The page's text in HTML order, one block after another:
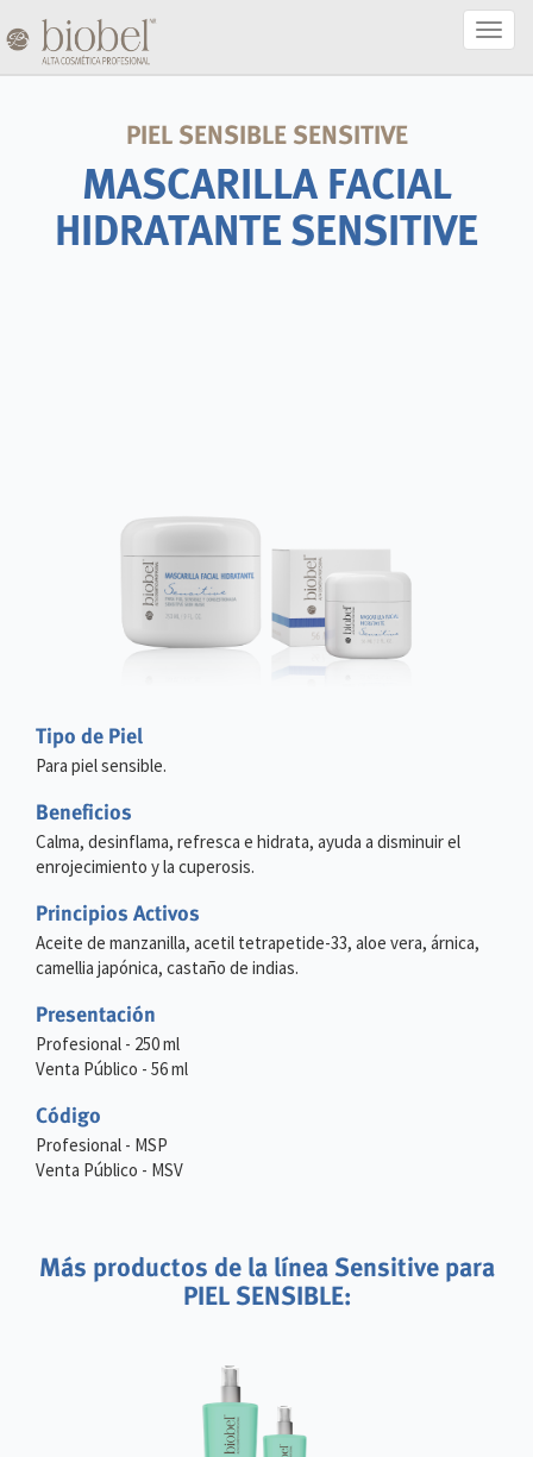
PIEL SENSIBLE SENSITIVE
MASCARILLA FACIAL
HIDRATANTE SENSITIVE
Tipo de Piel
Para piel sensible.
Beneficios
Calma, desinflama, refresca e hidrata, ayuda a disminuir el
enrojecimiento y la cuperosis.
Principios Activos
Aceite de manzanilla, acetil tetrapetide-33, aloe vera, árnica,
camellia japónica, castaño de indias.
Presentación
Profesional - 250 ml
Venta Público - 56 ml
Código
Profesional - MSP
Venta Público - MSV
Más productos de la línea Sensitive para
PIEL SENSIBLE: